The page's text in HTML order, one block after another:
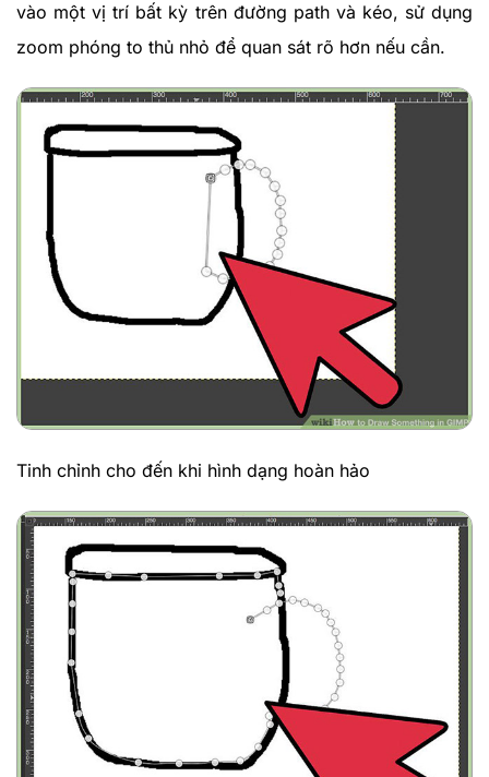
vào một vị trí bất kỳ trên đường path và kéo, sử dụng
zoom phóng to thủ nhỏ để quan sát rõ hơn nếu cần.
Tinh chỉnh cho đến khi hình dạng hoàn hảo